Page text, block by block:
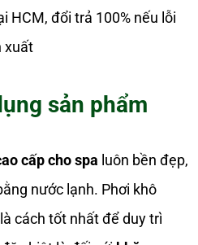
HCM, đổi trả 100% nếu lỗi
xuất
sản phẩm
cấp cho spa luôn bền đẹp,
nước lạnh. Phơi khô
cách tốt nhất để duy trì